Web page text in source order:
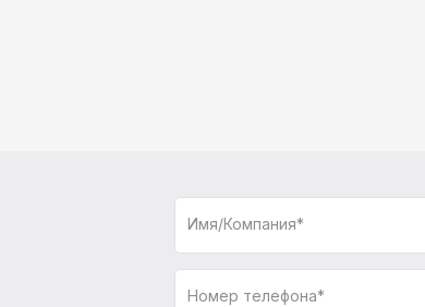
Имя/Компания*
Номер телефона*